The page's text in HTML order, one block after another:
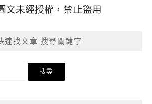
文未經授權，禁止盜用
速找文章 搜尋關鍵字